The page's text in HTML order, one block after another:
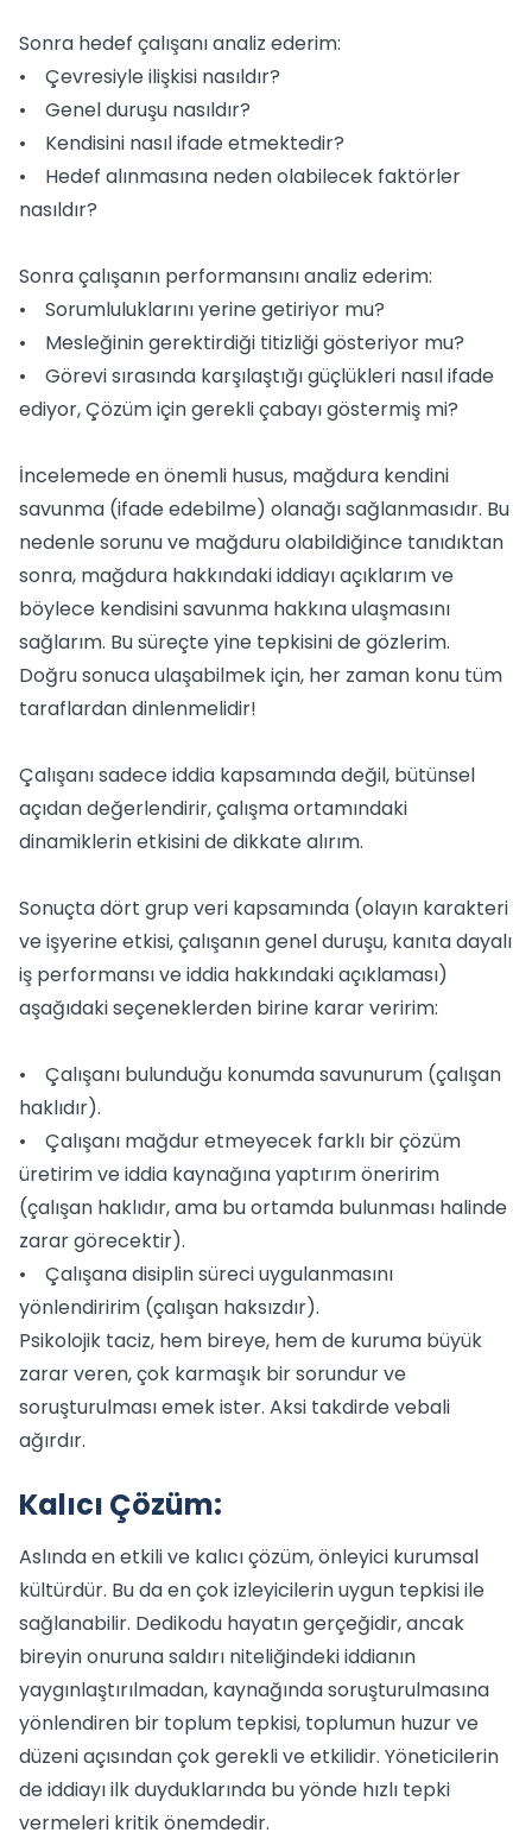
Sonra hedef çalışanı analiz ederim:
• Çevresiyle ilişkisi nasıldır?
• Genel duruşu nasıldır?
• Kendisini nasıl ifade etmektedir?
• Hedef alınmasına neden olabilecek faktörler
nasıldır?
Sonra çalışanın performansını analiz ederim:
• Sorumluluklarını yerine getiriyor mu?
• Mesleğinin gerektirdiği titizliği gösteriyor mu?
• Görevi sırasında karşılaştığı güçlükleri nasıl ifade
ediyor, Çözüm için gerekli çabayı göstermiş mi?
İncelemede en önemli husus, mağdura kendini
savunma (ifade edebilme) olanağı sağlanmasıdır. Bu
nedenle sorunu ve mağduru olabildiğince tanıdıktan
sonra, mağdura hakkındaki iddiayı açıklarım ve
böylece kendisini savunma hakkına ulaşmasını
sağlarım. Bu süreçte yine tepkisini de gözlerim.
Doğru sonuca ulaşabilmek için, her zaman konu tüm
taraflardan dinlenmelidir!
Çalışanı sadece iddia kapsamında değil, bütünsel
açıdan değerlendirir, çalışma ortamındaki
dinamiklerin etkisini de dikkate alırım.
Sonuçta dört grup veri kapsamında (olayın karakteri
ve işyerine etkisi, çalışanın genel duruşu, kanıta dayalı
iş performansı ve iddia hakkındaki açıklaması)
aşağıdaki seçeneklerden birine karar veririm:
• Çalışanı bulunduğu konumda savunurum (çalışan
haklıdır).
• Çalışanı mağdur etmeyecek farklı bir çözüm
üretirim ve iddia kaynağına yaptırım öneririm
(çalışan haklıdır, ama bu ortamda bulunması halinde
zarar görecektir).
• Çalışana disiplin süreci uygulanmasını
yönlendiririm (çalışan haksızdır).
Psikolojik taciz, hem bireye, hem de kuruma büyük
zarar veren, çok karmaşık bir sorundur ve
soruşturulması emek ister. Aksi takdirde vebali
ağırdır.
Kalıcı Çözüm:
Aslında en etkili ve kalıcı çözüm, önleyici kurumsal
kültürdür. Bu da en çok izleyicilerin uygun tepkisi ile
sağlanabilir. Dedikodu hayatın gerçeğidir, ancak
bireyin onuruna saldırı niteliğindeki iddianın
yaygınlaştırılmadan, kaynağında soruşturulmasına
yönlendiren bir toplum tepkisi, toplumun huzur ve
düzeni açısından çok gerekli ve etkilidir. Yöneticilerin
de iddiayı ilk duyduklarında bu yönde hızlı tepki
vermeleri kritik önemdedir.